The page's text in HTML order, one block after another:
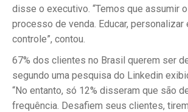
disse o executivo. “Temos que assumir
processo de venda. Educar, personalizar
controle”, contou.
67% dos clientes no Brasil querem ser
segundo uma pesquisa do Linkedin
“No entanto, só 12% disseram que são
frequência. Desafiem seus clientes,